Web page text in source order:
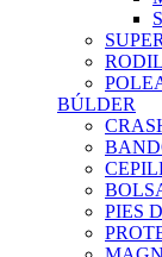
BÚLDER
PIES